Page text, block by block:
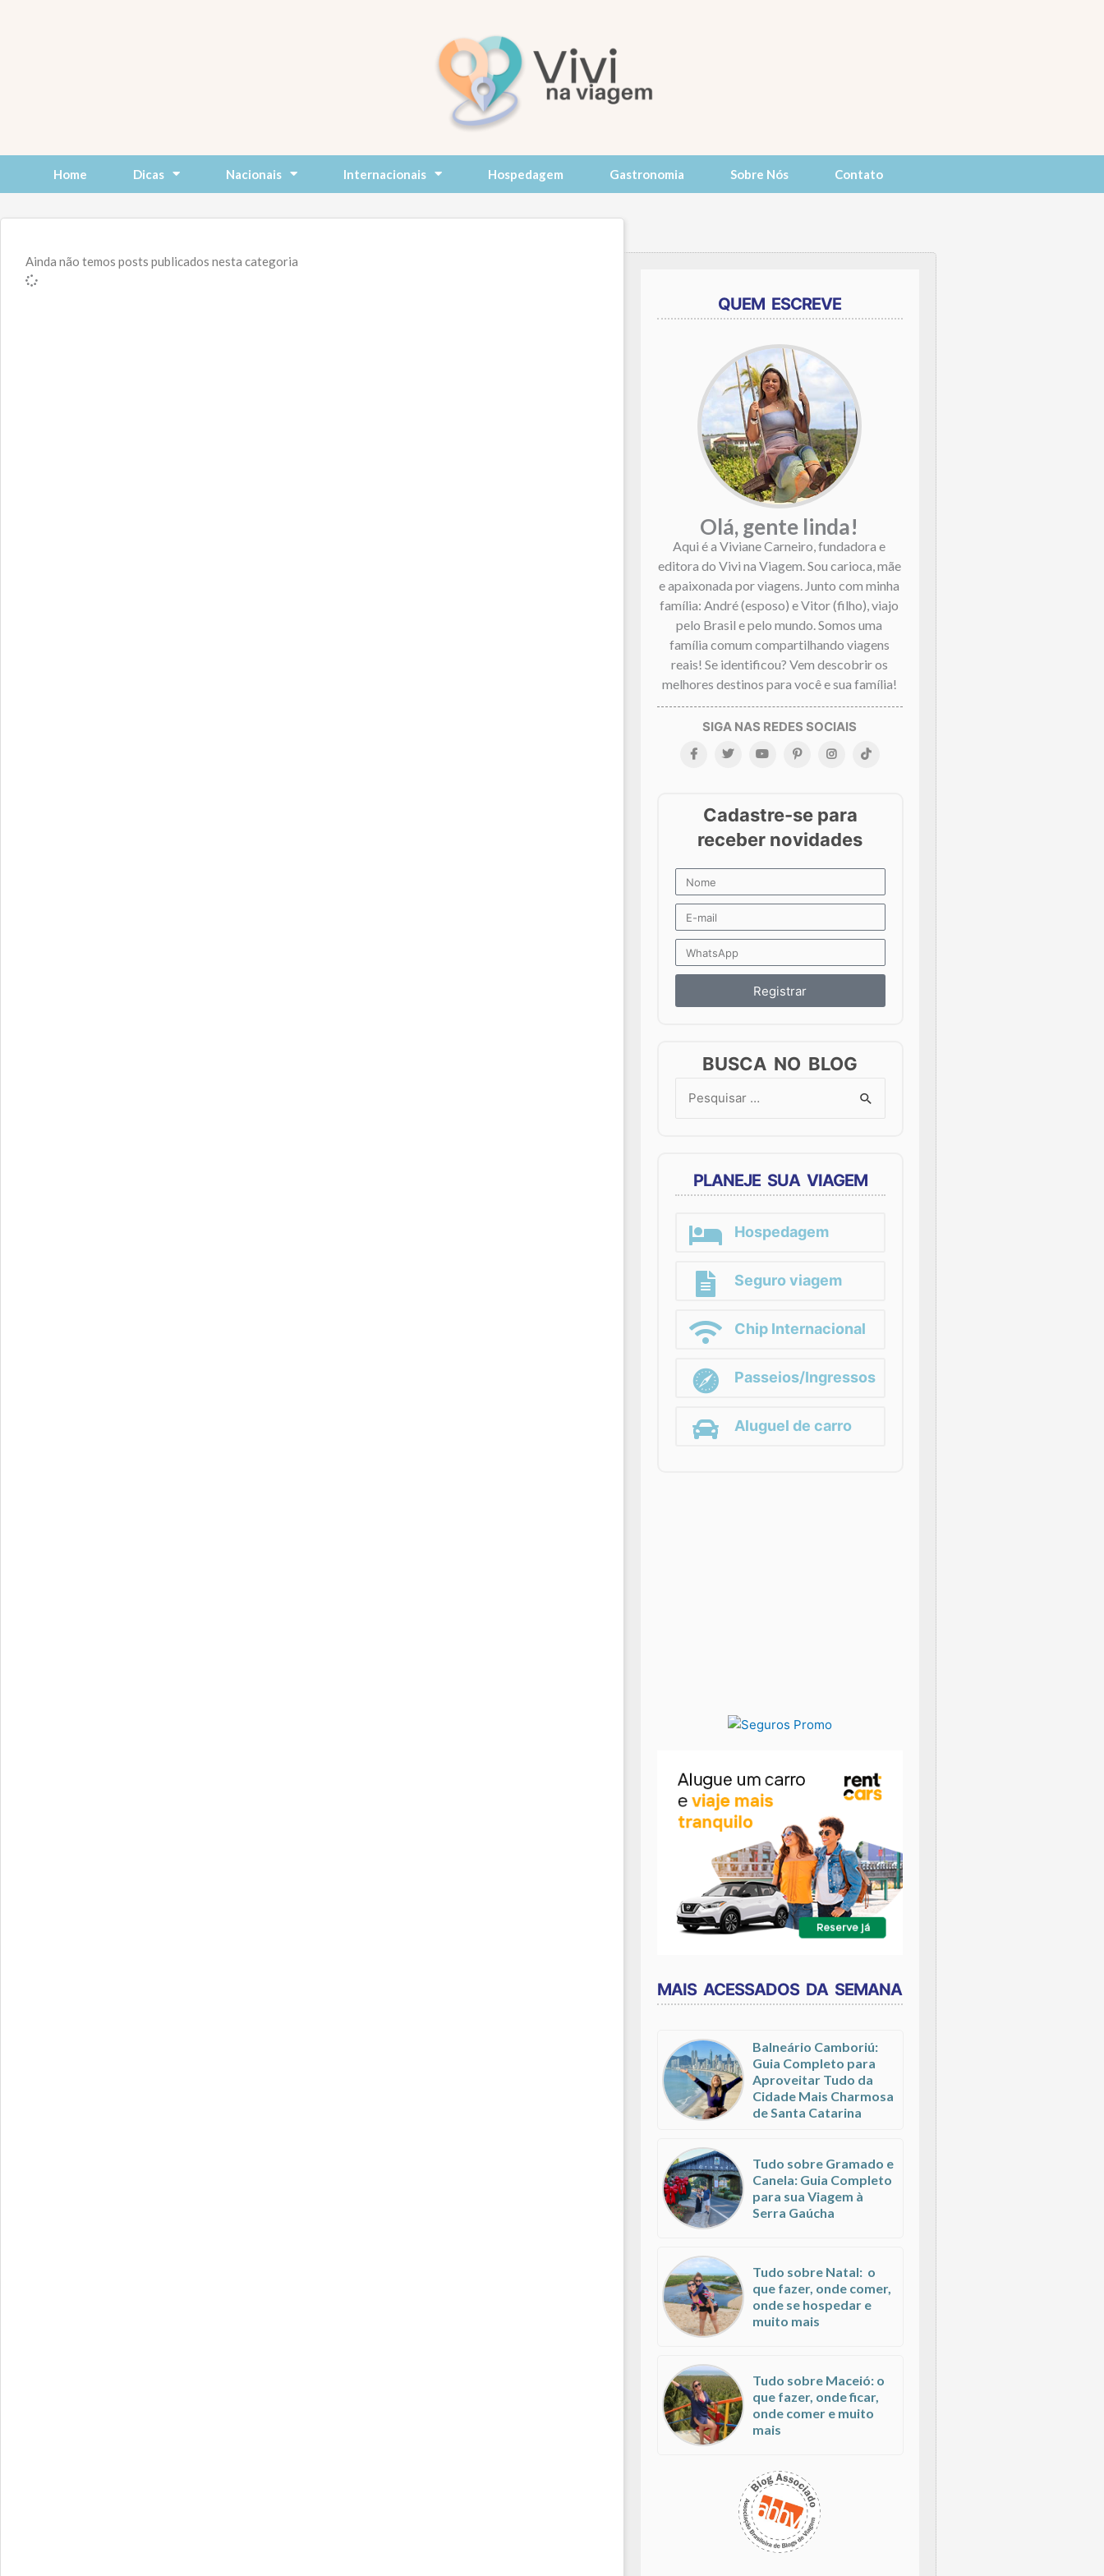
Home Dicas Nacionais Internacionais Hospedagem Gastronomia Sobre Nós Contato
Ainda não temos posts publicados nesta categoria
QUEM ESCREVE
Olá, gente linda!
Aqui é a Viviane Carneiro, fundadora e
editora do Vivi na Viagem. Sou carioca, mãe
e apaixonada por viagens. Junto com minha
família: André (esposo) e Vitor (filho), viajo
pelo Brasil e pelo mundo. Somos uma
família comum compartilhando viagens
reais! Se identificou? Vem descobrir os
melhores destinos para você e sua família!
Registrar
BUSCA NO BLOG
Search
PLANEJE SUA VIAGEM
Hospedagem
Seguro viagem
Chip Internacional
Passeios/Ingressos
Aluguel de carro
MAIS ACESSADOS DA SEMANA
Balneário Camboriú:
Guia Completo para
Aproveitar Tudo da
Cidade Mais Charmosa
de Santa Catarina
Tudo sobre Gramado e
Canela: Guia Completo
para sua Viagem à
Serra Gaúcha
Tudo sobre Natal: o
que fazer, onde comer,
onde se hospedar e
muito mais
Tudo sobre Maceió: o
que fazer, onde ficar,
onde comer e muito
mais